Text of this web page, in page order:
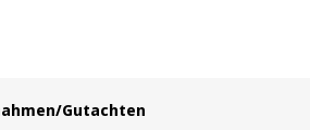
Gutachten